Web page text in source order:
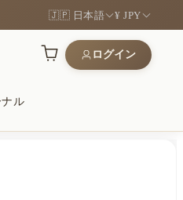
🇯🇵 日本語 ¥ JPY
ログイン
ル